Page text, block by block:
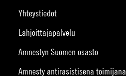
Yhteystiedot
Lahjoittajapalvelu
Amnestyn Suomen osasto
Amnesty antirasistisena toimijana